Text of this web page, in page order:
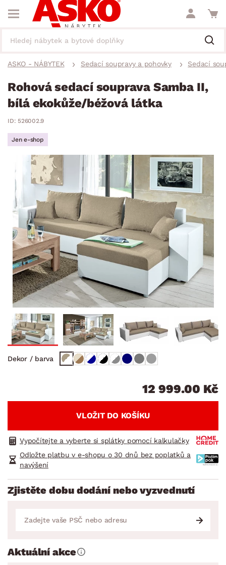
ASKO - NÁBYTEK Sedací soupravy a pohovky Sedací
Rohová sedací souprava Samba II,
bílá ekokůže/béžová látka
ID: 526002.9
Jen e-shop
Dekor / barva
12 999.00 Kč
VLOŽIT DO KOŠÍKU
Vypočítejte a vyberte si splátky pomocí kalkulačky
Odložte platbu v e-shopu o 30 dnů bez poplatků a
navýšení
Zjistěte dobu dodání nebo vyzvednutí
Aktuální akce